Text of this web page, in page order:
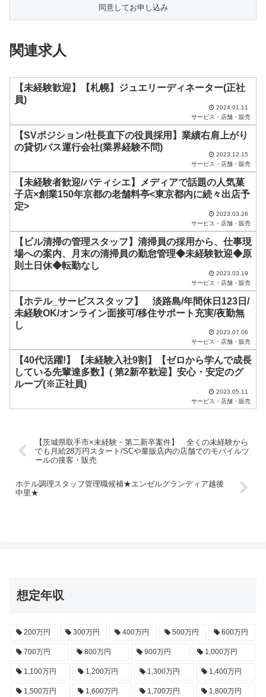
フ
ー
は
ま
ま
し
だ
さ
関連求人
【未経験歓迎】【札幌】ジュエリーディネーター(正社
員)
2024.01.11
サービス・店舗・販売
【SVポジション/社長直下の役員採用】業績右肩上がり
の貸切バス運行会社(業界経験不問)
2023.12.15
サービス・店舗・販売
【未経験者歓迎/パティシエ】メディアで話題の人気菓
子店×創業150年京都の老舗料亭<東京都内に続々出店予
定>
2023.03.26
サービス・店舗・販売
【ビル清掃の管理スタッフ】清掃員の採用から、仕事現
場への案内、月末の清掃員の勤怠管理◆未経験歓迎◆原
則土日休◆転勤なし
2023.03.19
サービス・店舗・販売
【ホテル_サービススタッフ】 淡路島/年間休日123日/
未経験OK/オンライン面接可/移住サポート充実/夜勤無
し
2023.07.06
サービス・店舗・販売
【40代活躍!】【未経験入社9割】【ゼロから学んで成長
している先輩達多数】( 第2新卒歓迎】安心・安定のグ
ループ(※正社員)
2023.05.11
サービス・店舗・販売
【茨城県取手市×未経験・第二新卒案件】 全くの未経験から
でも月給28万円スタート/SCや量販店内の店舗でのモバイルツ
ールの接客・販売
ホテル調理スタッフ管理職候補★エンゼルグランディア越後
中里★
想定年収
200万円 300万円 400万円 500万円 600万円
700万円 800万円 900万円 1,000万円
1,100万円 1,200万円 1,300万円 1,400万円
1,500万円 1,600万円 1,700万円 1,800万円